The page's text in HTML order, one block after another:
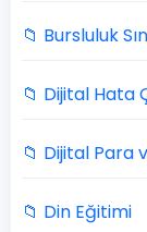
📁 Bursluluk
📁 Dijital Hata
📁 Dijital Para
📁 Din Eğitimi